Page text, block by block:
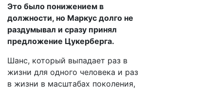
Это было понижением в
должности, но Маркус долго не
раздумывал и сразу принял
предложение Цукерберга.
Шанс, который выпадает раз в
жизни для одного человека и раз
в жизни в масштабах поколения,